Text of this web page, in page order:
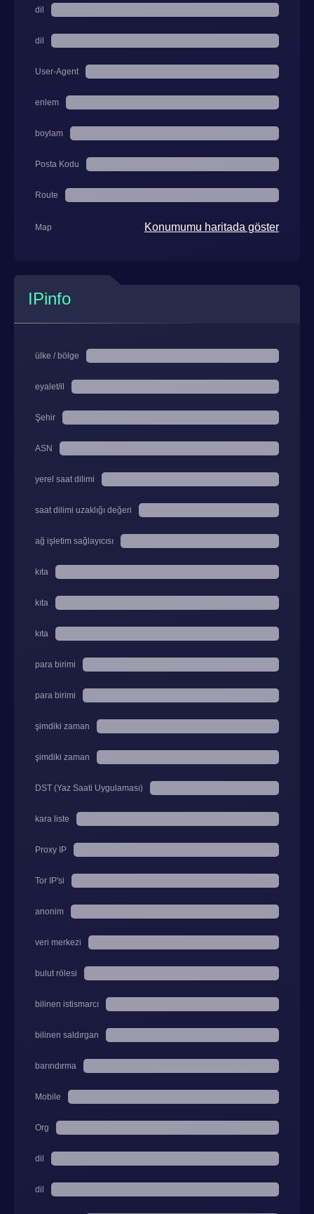
dil
dil
User-Agent
enlem
boylam
Posta Kodu
Route
Map Konumumu haritada göster
IPinfo
ülke / bölge
eyalet/il
Şehir
ASN
yerel saat dilimi
saat dilimi uzaklığı değeri
ağ işletim sağlayıcısı
kıta
kıta
kıta
para birimi
para birimi
şimdiki zaman
şimdiki zaman
DST (Yaz Saati Uygulaması)
kara liste
Proxy IP
Tor IP'si
anonim
veri merkezi
bulut rölesi
bilinen istismarcı
bilinen saldırgan
barındırma
Mobile
Org
dil
dil